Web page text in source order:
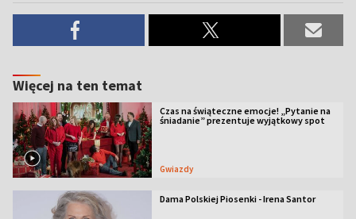
Więcej na ten temat
Czas na świąteczne emocje! „Pytanie na
śniadanie” prezentuje wyjątkowy spot
Gwiazdy
Dama Polskiej Piosenki - Irena Santor